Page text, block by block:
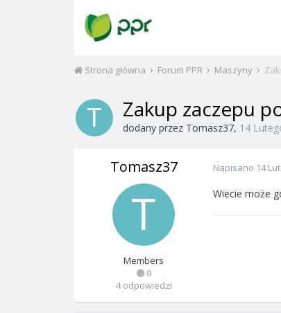
Strona główna Forum PPR Maszyny
Zakup zaczepu
dodany przez Tomasz37, 14
Tomasz37
Members
0
4 odpowiedzi
Napisano 14
Wiecie może